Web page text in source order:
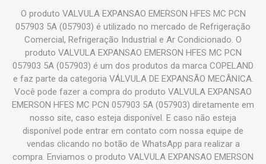
O produto VALVULA EXPANSAO EMERSON HFES MC PCN
057903 5A (057903) é utilizado no mercado de Refrigeração
Comercial, Refrigeração Industrial e Ar Condicionado. O
produto VALVULA EXPANSAO EMERSON HFES MC PCN
057903 5A (057903) é um dos produtos da marca COPELAND
e faz parte da categoria VÁLVULA DE EXPANSÃO MECÂNICA.
Você pode fazer a compra do produto VALVULA EXPANSAO
EMERSON HFES MC PCN 057903 5A (057903) diretamente em
nosso site, caso esteja disponível. E caso não esteja
disponível pode entrar em contato com nossa equipe de
vendas clicando no botão de WhatsApp para realizar a
compra. Enviamos o produto VALVULA EXPANSAO EMERSON